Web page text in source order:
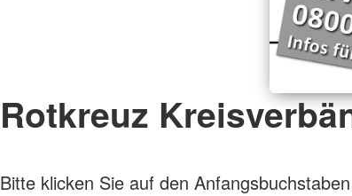
Rotkreuz
Bitte klicken Sie auf den